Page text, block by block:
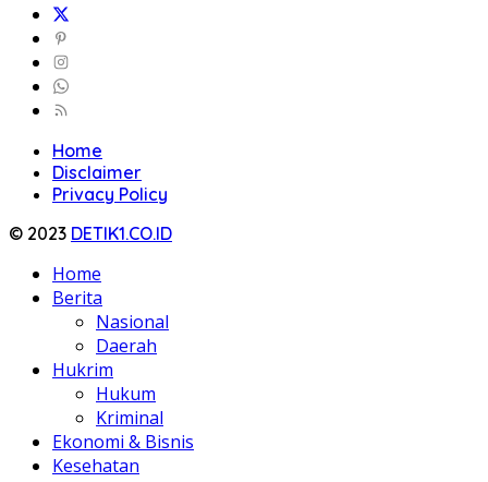
Home
Disclaimer
Privacy Policy
© 2023 DETIK1.CO.ID
Home
Berita
Nasional
Daerah
Hukrim
Hukum
Kriminal
Ekonomi & Bisnis
Kesehatan